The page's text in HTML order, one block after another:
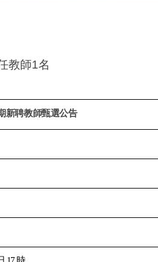
教師1名
新聘教師甄選公告